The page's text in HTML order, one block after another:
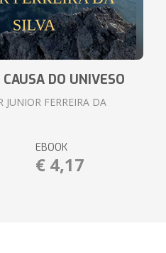
DO UNIVESO
JUNIOR FERREIRA DA
EBOOK
€ 4,17